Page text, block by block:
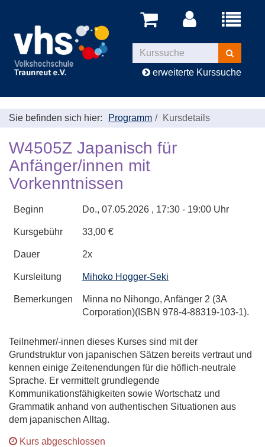
Menü
Kurse
suchen
erweiterte Kurssuche
Sie befinden sich hier: Programm Kursdetails
W4505Z Japanisch für
Anfänger/innen mit
Vorkenntnissen
Beginn Do., 07.05.2026 , 17:30 - 19:00 Uhr
Kursgebühr 33,00 €
Dauer 2x
Kursleitung Mihoko Hogger-Seki
Bemerkungen
Minna no Nihongo, Anfänger 2 (3A
Corporation)(ISBN 978-4-88319-103-1).
Teilnehmer/-innen dieses Kurses sind mit der
Grundstruktur von japanischen Sätzen bereits vertraut und
kennen einige Zeitenendungen für die höflich-neutrale
Sprache. Er vermittelt grundlegende
Kommunikationsfähigkeiten sowie Wortschatz und
Grammatik anhand von authentischen Situationen aus
dem japanischen Alltag.
Kurs abgeschlossen